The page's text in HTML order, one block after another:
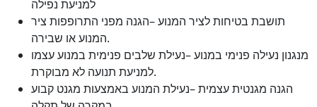
למניעת נפילה
תושבת בטיחות לציר המנוע –הגנה מפני התרופפות ציר
המנוע או שבירה.
מנגנון נעילה פנימי במנוע –נעילת שלבים פנימית במנוע עצמו
למניעת תנועה לא מבוקרת.
הגנה מגנטית עצמית –נעילת המנוע באמצעות מגנט קבוע